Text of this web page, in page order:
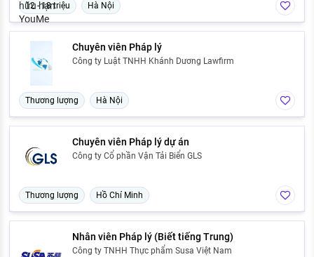
12 - 18 triệu Hà Nội
Chuyên viên Pháp lý
Công ty Luật TNHH Khánh Dương Lawfirm
Thương lượng Hà Nội
Chuyên viên Pháp lý dự án
Công ty Cổ phần Vận Tải Biển GLS
Thương lượng Hồ Chí Minh
Nhân viên Pháp lý (Biết tiếng Trung)
Công ty TNHH Thực phẩm Susa Việt Nam